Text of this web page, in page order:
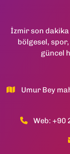
İzmir son
bölgesel,
güncel
Umur Bey
Web: +90